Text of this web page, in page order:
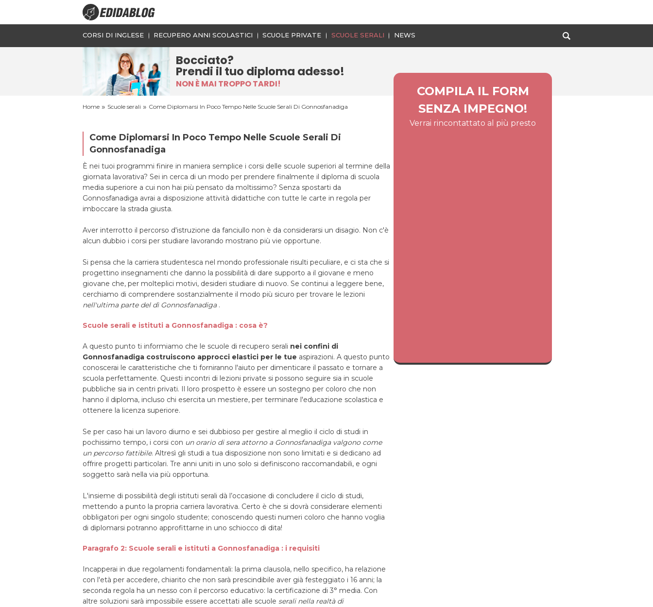
CORSI DI INGLESE RECUPERO ANNI SCOLASTICI SCUOLE PRIVATE SCUOLE SERALI NEWS
Bocciato?
Prendi il tuo diploma adesso!
NON È MAI TROPPO TARDI!
Home » Scuole serali » Come Diplomarsi In Poco Tempo Nelle Scuole Serali Di Gonnosfanadiga
Come Diplomarsi In Poco Tempo Nelle Scuole Serali Di
Gonnosfanadiga
È nei tuoi programmi finire in maniera semplice i corsi delle scuole superiori al termine della
giornata lavorativa? Sei in cerca di un modo per prendere finalmente il diploma di scuola
media superiore a cui non hai più pensato da moltissimo? Senza spostarti da
Gonnosfanadiga avrai a disposizione attività didattiche con tutte le carte in regola per
imboccare la strada giusta.
Aver interrotto il percorso d'istruzione da fanciullo non è da considerarsi un disagio. Non c'è
alcun dubbio i corsi per studiare lavorando mostrano più vie opportune.
Si pensa che la carriera studentesca nel mondo professionale risulti peculiare, e ci sta che si
progettino insegnamenti che danno la possibilità di dare supporto a il giovane e meno
giovane che, per molteplici motivi, desideri studiare di nuovo. Se continui a leggere bene,
cerchiamo di comprendere sostanzialmente il modo più sicuro per trovare le lezioni
nell'ultima parte del dì Gonnosfanadiga .
Scuole serali e istituti a Gonnosfanadiga : cosa è?
A questo punto ti informiamo che le scuole di recupero serali nei confini di
Gonnosfanadiga costruiscono approcci elastici per le tue aspirazioni. A questo punto
conoscerai le caratteristiche che ti forniranno l'aiuto per dimenticare il passato e tornare a
scuola perfettamente. Questi incontri di lezioni private si possono seguire sia in scuole
pubbliche sia in centri privati. Il loro prospetto è essere un sostegno per coloro che non
hanno il diploma, incluso chi esercita un mestiere, per terminare l'educazione scolastica e
ottenere la licenza superiore.
Se per caso hai un lavoro diurno e sei dubbioso per gestire al meglio il ciclo di studi in
pochissimo tempo, i corsi con un orario di sera attorno a Gonnosfanadiga valgono come
un percorso fattibile. Altresì gli studi a tua disposizione non sono limitati e si dedicano ad
offrire progetti particolari. Tre anni uniti in uno solo si definiscono raccomandabili, e ogni
soggetto sarà nella via più opportuna.
L'insieme di possibilità degli istituti serali dà l’occasione di concludere il ciclo di studi,
mettendo a punto la propria carriera lavorativa. Certo è che si dovrà considerare elementi
obbligatori per ogni singolo studente; conoscendo questi numeri coloro che hanno voglia
di diplomarsi potranno approfittarne in uno schiocco di dita!
Paragrafo 2: Scuole serali e istituti a Gonnosfanadiga : i requisiti
Incapperai in due regolamenti fondamentali: la prima clausola, nello specifico, ha relazione
con l'età per accedere, chiarito che non sarà prescindibile aver già festeggiato i 16 anni; la
seconda regola ha un nesso con il percorso educativo: la certificazione di 3° media. Con
altre soluzioni sarà impossibile essere accettati alle scuole serali nella realtà di
COMPILA IL FORM
SENZA IMPEGNO!
Verrai rincontattato al più presto